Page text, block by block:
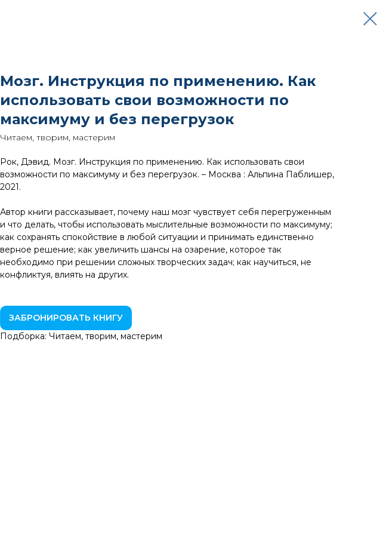
Мозг. Инструкция по применению. Как
использовать свои возможности по
максимуму и без перегрузок
Читаем, творим, мастерим
Рок, Дэвид. Мозг. Инструкция по применению. Как использовать свои
возможности по максимуму и без перегрузок. – Москва : Альпина Паблишер,
2021.
Автор книги рассказывает, почему наш мозг чувствует себя перегруженным
и что делать, чтобы использовать мыслительные возможности по максимуму;
как сохранять спокойствие в любой ситуации и принимать единственно
верное решение; как увеличить шансы на озарение, которое так
необходимо при решении сложных творческих задач; как научиться, не
конфликтуя, влиять на других.
ЗАБРОНИРОВАТЬ КНИГУ
Подборка: Читаем, творим, мастерим